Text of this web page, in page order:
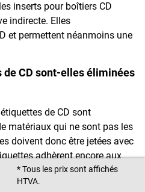
inserts pour boîtiers CD
indirecte. Elles
et permettent néanmoins une
CD sont-elles éliminées
de CD sont
matériaux qui ne sont pas les
doivent donc être jetées avec
adhèrent encore aux
dans la poubelle de
d'élimination n'est pas tout
* Tous les prix sont affichés
HTVA.